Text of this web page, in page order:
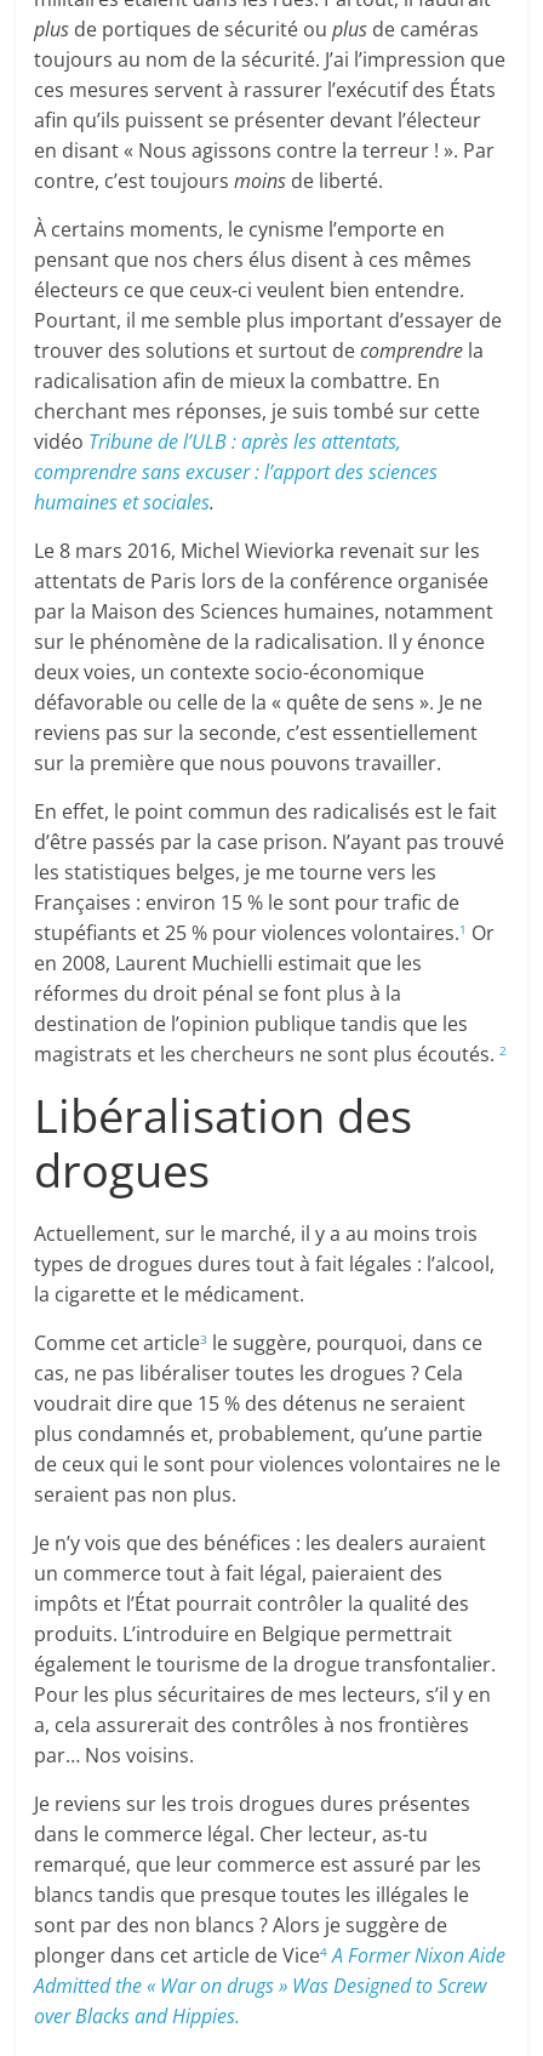
plus de portiques de sécurité ouplus de caméras
toujours au nom de la sécurité. J’ai l’impression que
ces mesures servent à rassurer l’exécutif des États
afin qu’ils puissent se présenter devant l’électeur
en disant « Nous agissons contre la terreur ! ». Par
contre, c’est toujoursmoins de liberté.
À certains moments, le cynisme l’emporte en
pensant que nos chers élus disent à ces mêmes
électeurs ce que ceux-ci veulent bien entendre.
Pourtant, il me semble plus important d’essayer de
trouver des solutions et surtout decomprendre la
radicalisation afin de mieux la combattre. En
cherchant mes réponses, je suis tombé sur cette
vidéo Tribune de l’ULB : après les attentats,
comprendre sans excuser : l’apport des sciences
humaines et sociales.
Le 8 mars 2016, Michel Wieviorka revenait sur les
attentats de Paris lors de la conférence organisée
par la Maison des Sciences humaines, notamment
sur le phénomène de la radicalisation. Il y énonce
deux voies, un contexte socio-économique
défavorable ou celle de la « quête de sens ». Je ne
reviens pas sur la seconde, c’est essentiellement
sur la première que nous pouvons travailler.
En effet, le point commun des radicalisés est le fait
d’être passés par la case prison. N’ayant pas trouvé
les statistiques belges, je me tourne vers les
Françaises : environ 15 % le sont pour trafic de
stupéfiants et 25 % pour violences volontaires.1 Or
en 2008, Laurent Muchielli estimait que les
réformes du droit pénal se font plus à la
destination de l’opinion publique tandis que les
magistrats et les chercheurs ne sont plus écoutés.2
Libéralisation des
drogues
Actuellement, sur le marché, il y a au moins trois
types de drogues dures tout à fait légales : l’alcool,
la cigarette et le médicament.
Comme cet article3 le suggère, pourquoi, dans ce
cas, ne pas libéraliser toutes les drogues ? Cela
voudrait dire que 15 % des détenus ne seraient
plus condamnés et, probablement, qu’une partie
de ceux qui le sont pour violences volontaires ne le
seraient pas non plus.
Je n’y vois que des bénéfices : les dealers auraient
un commerce tout à fait légal, paieraient des
impôts et l’État pourrait contrôler la qualité des
produits. L’introduire en Belgique permettrait
également le tourisme de la drogue transfontalier.
Pour les plus sécuritaires de mes lecteurs, s’il y en
a, cela assurerait des contrôles à nos frontières
par… Nos voisins.
Je reviens sur les trois drogues dures présentes
dans le commerce légal. Cher lecteur, as-tu
remarqué, que leur commerce est assuré par les
blancs tandis que presque toutes les illégales le
sont par des non blancs ? Alors je suggère de
plonger dans cet article de Vice4 A Former Nixon Aide
Admitted the « War on drugs » Was Designed to Screw
over Blacks and Hippies.